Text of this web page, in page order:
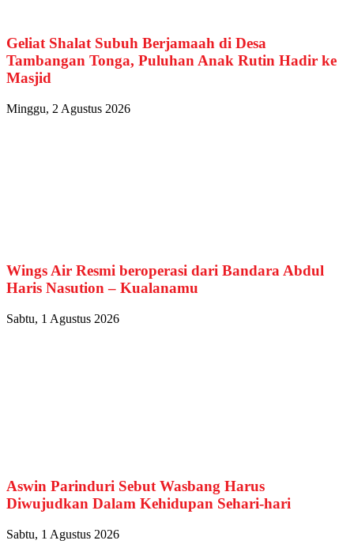
Geliat Shalat Subuh Berjamaah di Desa
Tambangan Tonga, Puluhan Anak Rutin Hadir ke
Masjid
Minggu, 2 Agustus 2026
Wings Air Resmi beroperasi dari Bandara Abdul
Haris Nasution – Kualanamu
Sabtu, 1 Agustus 2026
Aswin Parinduri Sebut Wasbang Harus
Diwujudkan Dalam Kehidupan Sehari-hari
Sabtu, 1 Agustus 2026